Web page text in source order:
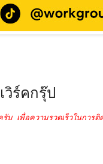
วิร์คกรุ๊ป
บ เพื่อความรวดเร็วในการ